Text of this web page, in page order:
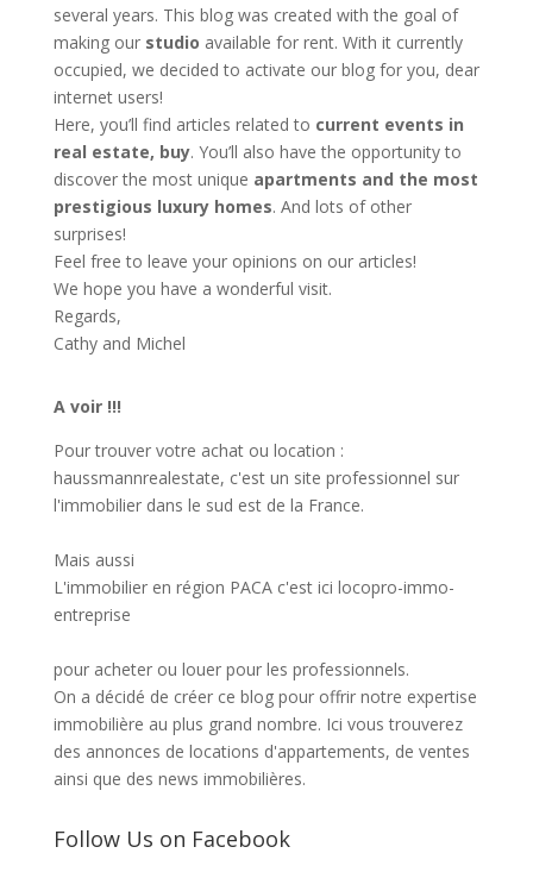
several years. This blog was created with the goal of
making our studio available for rent. With it currently
occupied, we decided to activate our blog for you, dear
internet users!
Here, you’ll find articles related to current events in
real estate, buy. You’ll also have the opportunity to
discover the most unique apartments and the most
prestigious luxury homes. And lots of other
surprises!
Feel free to leave your opinions on our articles!
We hope you have a wonderful visit.
Regards,
Cathy and Michel
A voir !!!
Pour trouver votre achat ou location :
haussmannrealestate, c'est un site professionnel sur
l'immobilier dans le sud est de la France.
Mais aussi
L'immobilier en région PACA c'est ici locopro-immo-
entreprise
pour acheter ou louer pour les professionnels.
On a décidé de créer ce blog pour offrir notre expertise
immobilière au plus grand nombre. Ici vous trouverez
des annonces de locations d'appartements, de ventes
ainsi que des news immobilières.
Follow Us on Facebook